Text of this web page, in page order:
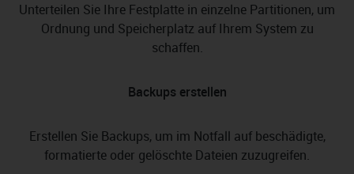
Unterteilen Sie Ihre Festplatte in einzelne Partitionen, um
Ordnung und Speicherplatz auf Ihrem System zu
schaffen.
Backups erstellen
Erstellen Sie Backups, um im Notfall auf beschädigte,
formatierte oder gelöschte Dateien zuzugreifen.